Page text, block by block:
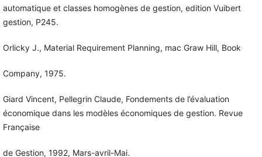
automatique et classes homogènes de gestion, edition Vuibert
gestion, P245.
Orlicky J., Material Requirement Planning, mac Graw Hill, Book
Company, 1975.
Giard Vincent, Pellegrin Claude, Fondements de l’évaluation
économique dans les modèles économiques de gestion. Revue
Française
de Gestion, 1992, Mars-avril-Mai.